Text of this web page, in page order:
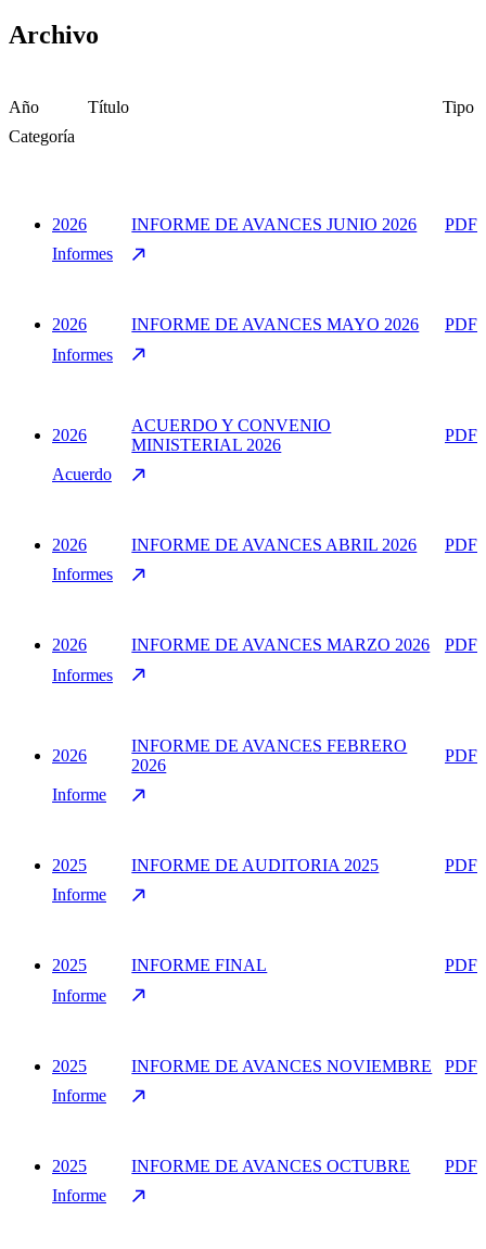
Archivo
Año Título
Tipo
Categoría
2026 INFORME DE AVANCES JUNIO 2026
PDF
Informes
2026 INFORME DE AVANCES MAYO 2026
PDF
Informes
2026
ACUERDO Y CONVENIO
MINISTERIAL 2026
PDF
Acuerdo
2026 INFORME DE AVANCES ABRIL 2026
PDF
Informes
2026 INFORME DE AVANCES MARZO 2026
PDF
Informes
2026
INFORME DE AVANCES FEBRERO
2026
PDF
Informe
2025 INFORME DE AUDITORIA 2025
PDF
Informe
2025 INFORME FINAL
PDF
Informe
2025 INFORME DE AVANCES NOVIEMBRE
PDF
Informe
2025 INFORME DE AVANCES OCTUBRE
PDF
Informe